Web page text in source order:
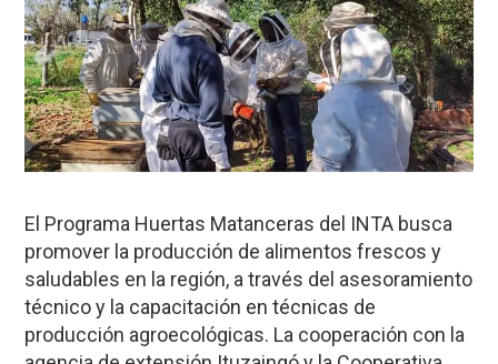
El Programa Huertas Matanceras del INTA busca
promover la producción de alimentos frescos y
saludables en la región, a través del asesoramiento
técnico y la capacitación en técnicas de
producción agroecológicas. La cooperación con la